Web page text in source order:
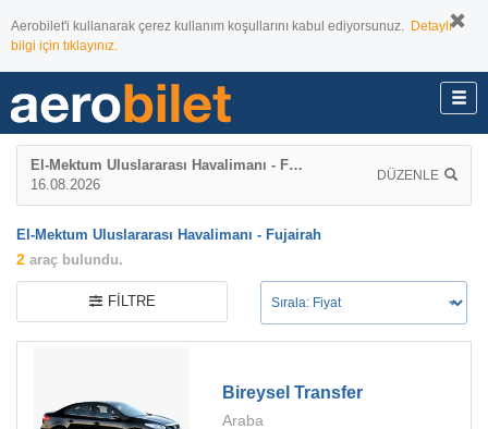
Aerobilet'i kullanarak çerez kullanım koşullarını kabul ediyorsunuz. Detaylı
bilgi için tıklayınız.
El-Mektum Uluslararası Havalimanı - Fujairah
16.08.2026
DÜZENLE
El-Mektum Uluslararası Havalimanı - Fujairah
2 araç bulundu.
FILTRE
Bireysel Transfer
Araba